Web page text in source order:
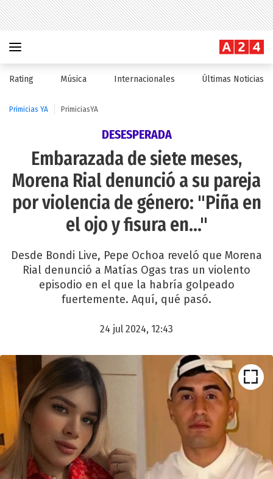
Rating Música Internacionales Últimas Noticias
Primicias YA PrimiciasYA
DESESPERADA
Embarazada de siete meses,
Morena Rial denunció a su pareja
por violencia de género: "Piña en
el ojo y fisura en..."
Desde Bondi Live, Pepe Ochoa reveló que Morena
Rial denunció a Matías Ogas tras un violento
episodio en el que la habría golpeado
fuertemente. Aquí, qué pasó.
24 jul 2024, 12:43